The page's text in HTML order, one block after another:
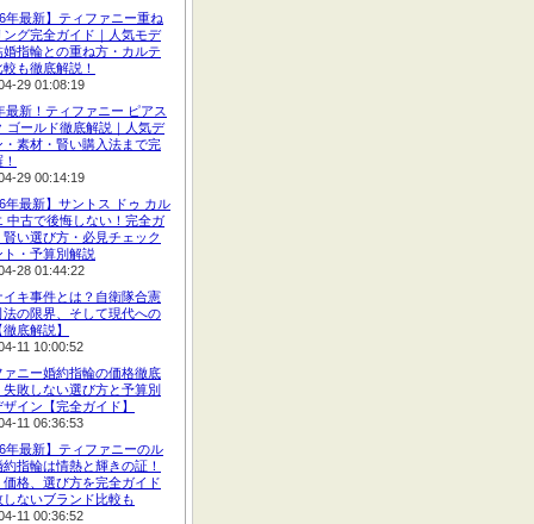
年最新】ティファニー重ね
ング完全ガイド｜人気モデ
婚指輪との重ね方・カルテ
較も徹底解説！
29 01:08:19
最新！ティファニー ピアス
ゴールド徹底解説｜人気デ
・素材・賢い購入法まで完
29 00:14:19
年最新】サントス ドゥ カル
中古で後悔しない！完全ガ
賢い選び方・必見チェック
ト・予算別解説
28 01:44:22
イキ事件とは？自衛隊合憲
法の限界、そして現代への
底解説】
11 10:00:52
ァニー婚約指輪の価格徹底
失敗しない選び方と予算別
ザイン【完全ガイド】
11 06:36:53
年最新】ティファニーのル
約指輪は情熱と輝きの証！
価格、選び方を完全ガイド
しないブランド比較も
11 00:36:52